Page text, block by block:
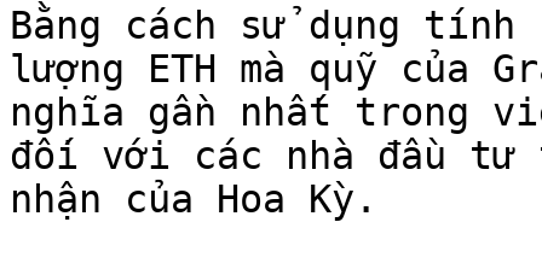
Bằng cách sử dụng
lượng ETH mà quỹ của
nghĩa gần nhất trong
đối với các nhà đầu tư
nhận của Hoa Kỳ.